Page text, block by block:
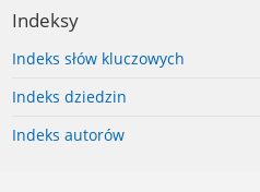
Indeksy
Indeks słów kluczowych
Indeks dziedzin
Indeks autorów